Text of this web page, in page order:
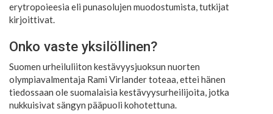
erytropoieesia eli punasolujen muodostumista, tutkijat
kirjoittivat.
Onko vaste yksilöllinen?
Suomen urheiluliiton kestävyysjuoksun nuorten
olympiavalmentaja Rami Virlander toteaa, ettei hänen
tiedossaan ole suomalaisia kestävyysurheilijoita, jotka
nukkuisivat sängyn pääpuoli kohotettuna.